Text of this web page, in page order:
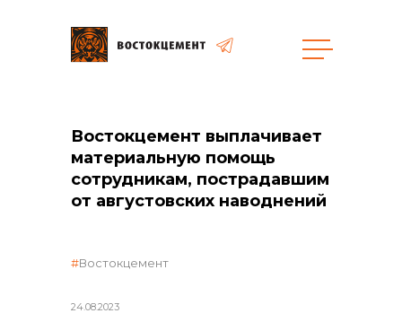
общая информация
объявленные закупки
Востокцемент выплачивает
материальную помощь
сотрудникам, пострадавшим
от августовских наводнений
24.08.2023
Востокцемент